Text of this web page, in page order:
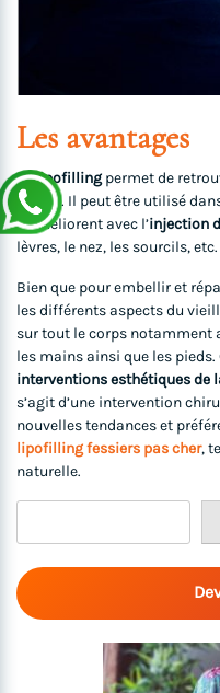
Les avantages
Lelipofilling permet de
visage. Il peut être utilisé
s’améliorent avec l’injection
lèvres, le nez, les sourcils, etc.
Bien que pour embellir et
les différents aspects du
sur tout le corps notamment
les mains ainsi que les
interventions esthétiques de
s’agit d’une intervention
nouvelles tendances et
lipofilling fessiers pas cher,
naturelle.